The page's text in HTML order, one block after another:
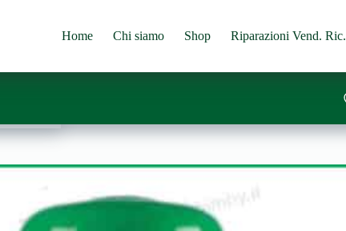
Home Chi siamo Shop Riparazioni Vend. Ric.